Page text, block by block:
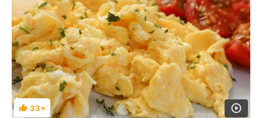
Hodnocení
33×